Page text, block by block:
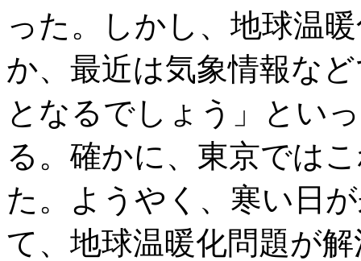
った。しかし、地球温
か、最近は気象情報な
となるでしょう」とい
る。確かに、東京では
た。ようやく、寒い日
て、地球温暖化問題が